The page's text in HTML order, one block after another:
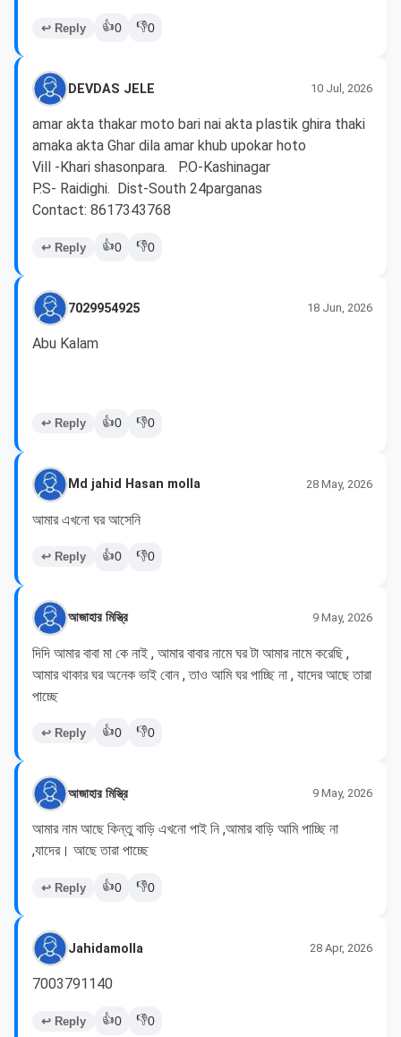
↩ Reply 👍0 👎0
DEVDAS JELE 10 Jul, 2026
amar akta thakar moto bari nai akta plastik ghira thaki
amaka akta Ghar dila amar khub upokar hoto
Vill -Khari shasonpara.   P.O-Kashinagar
P.S- Raidighi.  Dist-South 24parganas
Contact: 8617343768
↩ Reply 👍0 👎0
7029954925 18 Jun, 2026
Abu Kalam
↩ Reply 👍0 👎0
Md jahid Hasan molla 28 May, 2026
আমার এখনো ঘর আসেনি
↩ Reply 👍0 👎0
আজাহার মিস্ত্রি 9 May, 2026
দিদি আমার বাবা মা কে নাই , আমার বাবার নামে ঘর টা আমার নামে করেছি ,
আমার থাকার ঘর অনেক ভাই বোন , তাও আমি ঘর পাচ্ছি না , যাদের আছে তারা
পাচ্ছে
↩ Reply 👍0 👎0
আজাহার মিস্ত্রি 9 May, 2026
আমার নাম আছে কিন্তু বাড়ি এখনো পাই নি ,আমার বাড়ি আমি পাচ্ছি না
,যাদের। আছে তারা পাচ্ছে
↩ Reply 👍0 👎0
Jahidamolla 28 Apr, 2026
7003791140
↩ Reply 👍0 👎0